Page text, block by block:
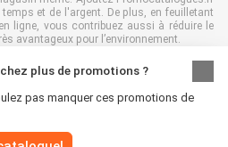
plus de promotions ?
pas manquer ces promotions de
et de l'argent. De plus, en feuilletant
ligne, vous contribuez aussi à réduire le
avantageux pour l’environnement.
2026 |
|Politique de confidentialité